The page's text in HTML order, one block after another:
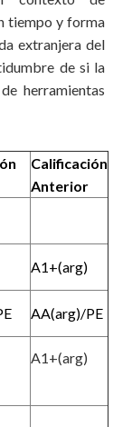
tiempo y forma
extranjera del
de si la
herramientas
Calificación
Anterior
A1+(arg)
AA(arg)/PE
A1+(arg)